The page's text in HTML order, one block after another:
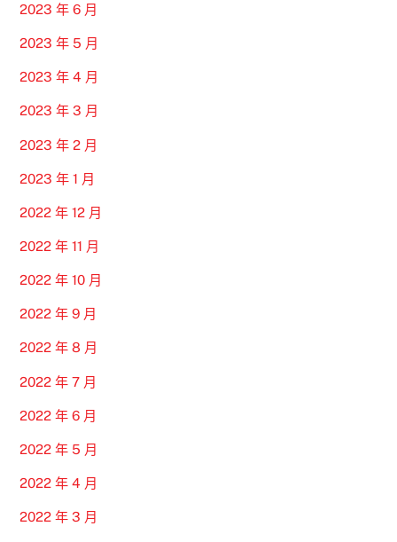
2023 年 6 月
2023 年 5 月
2023 年 4 月
2023 年 3 月
2023 年 2 月
2023 年 1 月
2022 年 12 月
2022 年 11 月
2022 年 10 月
2022 年 9 月
2022 年 8 月
2022 年 7 月
2022 年 6 月
2022 年 5 月
2022 年 4 月
2022 年 3 月